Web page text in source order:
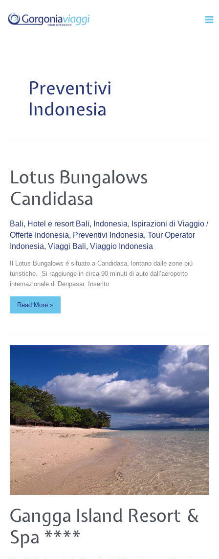
contenuto
Preventivi
Indonesia
Lotus Bungalows
Candidasa
Bali, Hotel e resort Bali, Indonesia, Ispirazioni di Viaggio /
Offerte Indonesia, Preventivi Indonesia, Tour Operator
Indonesia, Viaggi Bali, Viaggio Indonesia
Il Lotus Bungalows è situato a Candidasa, lontano dalle zone più
turistiche. Si raggiunge in circa 90 minuti di auto dall’aeroporto
internazionale di Denpasar. Inserito
Bungalows
Candidasa
Read More »
Gangga Island Resort &
Spa ****
Gangga
Island
Resort
&
Spa
****